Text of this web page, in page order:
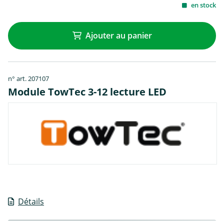
en stock
Ajouter au panier
n° art. 207107
Module TowTec 3-12 lecture LED
Détails